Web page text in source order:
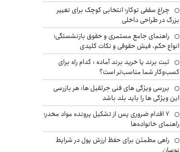
چراغ سقفی توکار؛ انتخابی کوچک برای تغییر
بزرگ در طراحی داخلی
راهنمای جامع مستمری و حقوق بازنشستگی؛
انواع حکم، فیش حقوقی و نکات کلیدی
ثبت برند یا خرید برند آماده : کدام راه برای
کسب‌وکار شما مناسب‌تر است؟
بررسی ویژگی های فنی جرثقیل ها: هر بازرسی
این ویژگی ها را باید بلد باشد
۷ اقدام ضروری پس از تشکیل پرونده مواد مخدر؛
راهنمای خانواده‌ها
راهی مطمئن برای حفظ ارزش پول در شرایط